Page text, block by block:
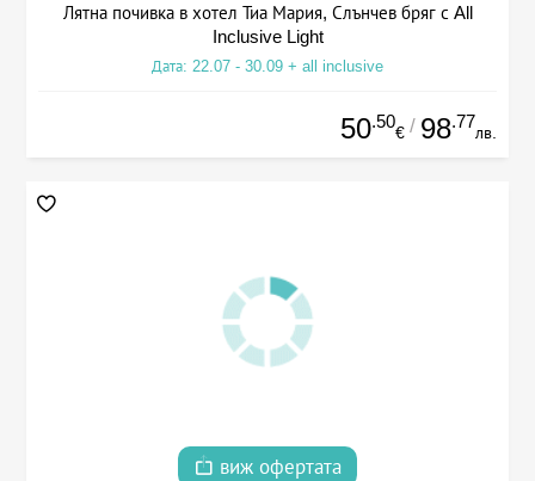
Лятна почивка в хотел Тиа Мария, Слънчев бряг с All
Inclusive Light
Дата: 22.07 - 30.09 + all inclusive
50.50
€ / 98.77
лв.
виж офертата